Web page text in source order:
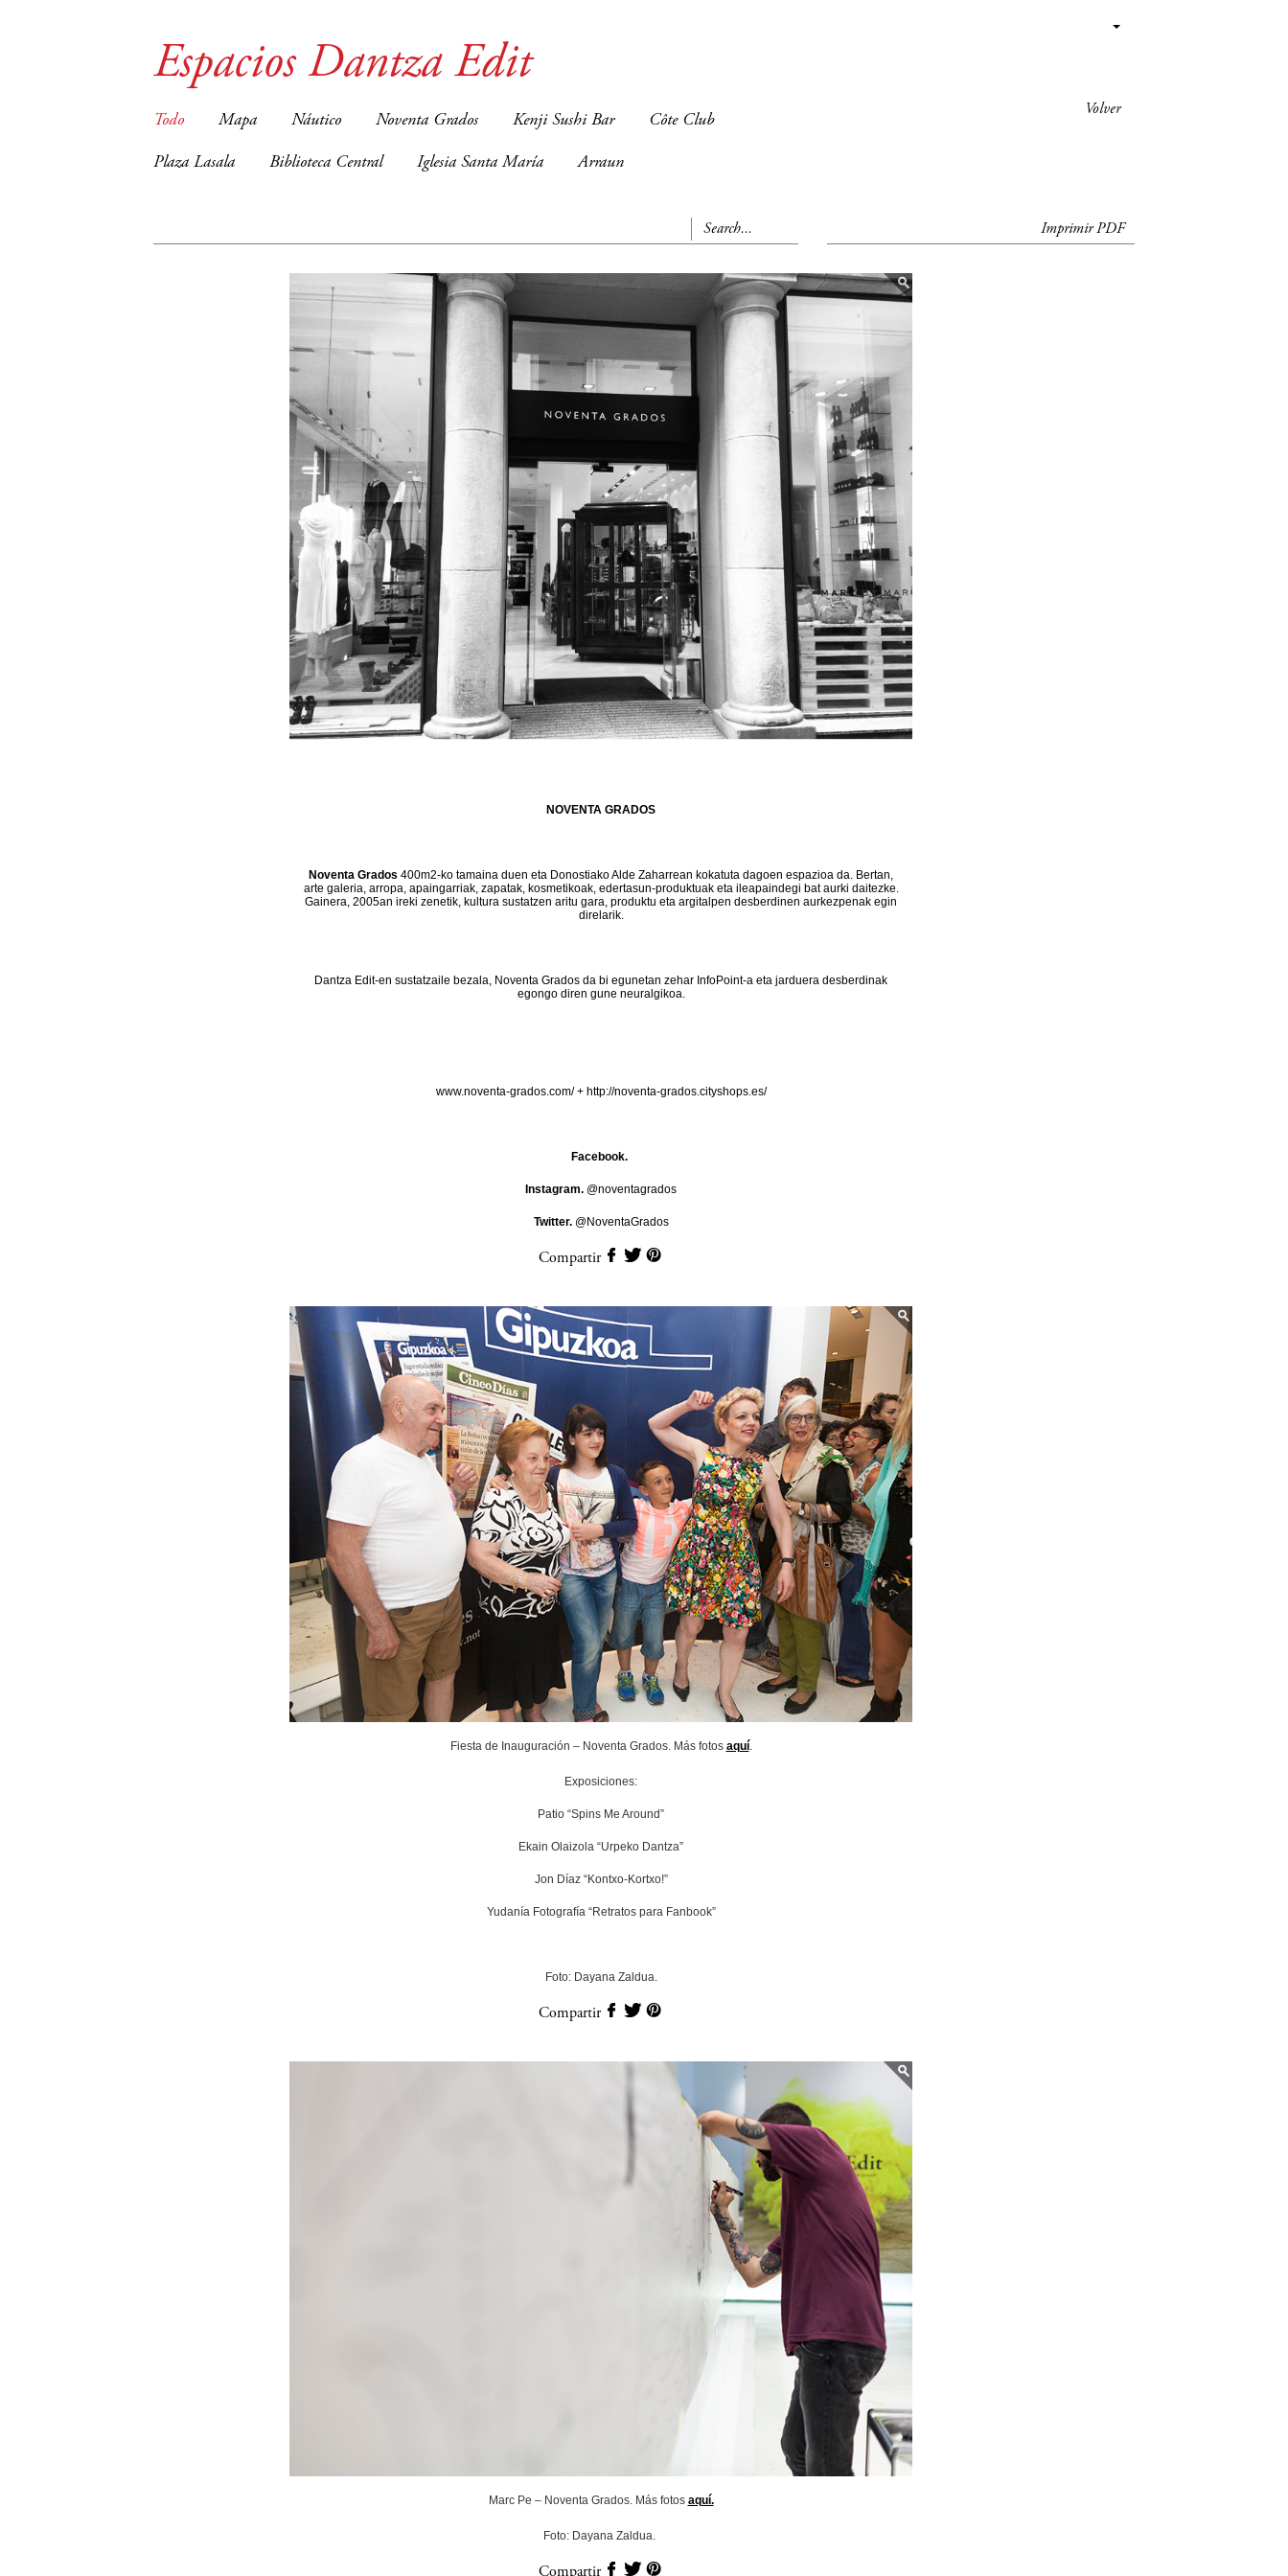
Volver
Espacios Dantza Edit
Todo Mapa Náutico Noventa Grados Kenji Sushi Bar Côte Club
Plaza Lasala Biblioteca Central Iglesia Santa María Arraun
Imprimir PDF
NOVENTA GRADOS
Noventa Grados 400m2-ko tamaina duen eta Donostiako Alde Zaharrean kokatuta dagoen espazioa da. Bertan,
arte galeria, arropa, apaingarriak, zapatak, kosmetikoak, edertasun-produktuak eta ileapaindegi bat aurki daitezke.
Gainera, 2005an ireki zenetik, kultura sustatzen aritu gara, produktu eta argitalpen desberdinen aurkezpenak egin
direlarik.
Dantza Edit-en sustatzaile bezala, Noventa Grados da bi egunetan zehar InfoPoint-a eta jarduera desberdinak
egongo diren gune neuralgikoa.
www.noventa-grados.com/+http://noventa-grados.cityshops.es/
Facebook.
Instagram. @noventagrados
Twitter.@NoventaGrados
Compartir
Fiesta de Inauguración – Noventa Grados. Más fotos aquí.
Exposiciones:
Patio “Spins Me Around”
Ekain Olaizola “Urpeko Dantza”
Jon Díaz “Kontxo-Kortxo!”
Yudanía Fotografía “Retratos para Fanbook”
Foto: Dayana Zaldua.
Compartir
Marc Pe – Noventa Grados. Más fotos aquí.
Foto: Dayana Zaldua.
Compartir